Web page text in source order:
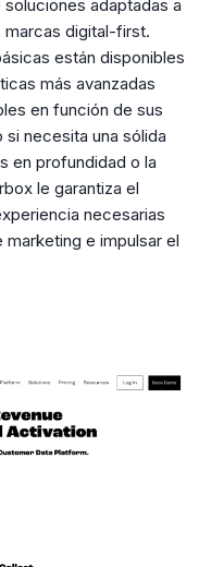
adaptadas a
marcas digital-first.
están disponibles
más avanzadas
en función de sus
necesita una sólida
en profundidad o la
le garantiza el
necesarias
e impulsar el